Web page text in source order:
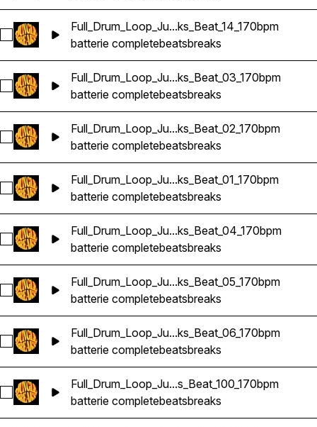
Sélectionnez
Full_Drum_Loop_Ju...ks_Beat_14_170bpm
batterie completebeatsbreaks
Sélectionnez
Full_Drum_Loop_Ju...ks_Beat_03_170bpm
batterie completebeatsbreaks
Sélectionnez
Full_Drum_Loop_Ju...ks_Beat_02_170bpm
batterie completebeatsbreaks
Sélectionnez
Full_Drum_Loop_Ju...ks_Beat_01_170bpm
batterie completebeatsbreaks
Sélectionnez
Full_Drum_Loop_Ju...ks_Beat_04_170bpm
batterie completebeatsbreaks
Sélectionnez
Full_Drum_Loop_Ju...ks_Beat_05_170bpm
batterie completebeatsbreaks
Sélectionnez
Full_Drum_Loop_Ju...ks_Beat_06_170bpm
batterie completebeatsbreaks
Sélectionnez
Full_Drum_Loop_Ju...s_Beat_100_170bpm
batterie completebeatsbreaks